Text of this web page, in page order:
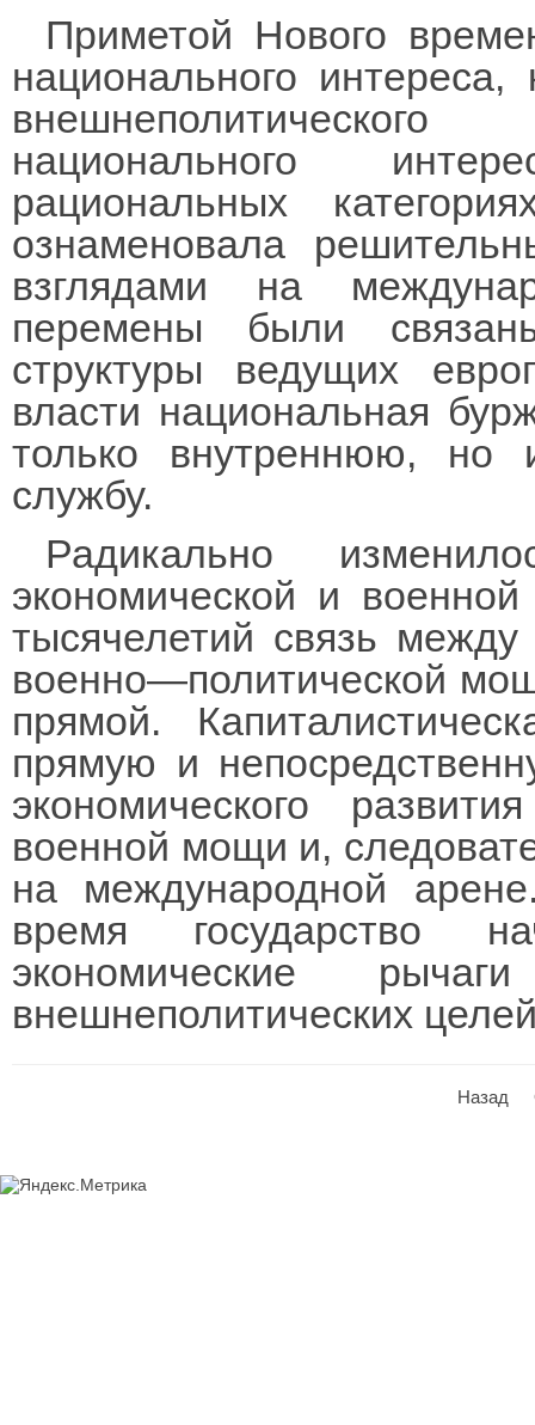
Приметой Нового
национального
национального
рациональных
ознаменовала
взглядами на
перемены были
структуры ведущих
власти национальная
только внутреннюю,
службу.
Радикально
экономической и
тысячелетий связь
военно—политической
прямой.
прямую и
экономического
военной мощи и,
на международной
время государство
экономические
внешнеполитических
Назад